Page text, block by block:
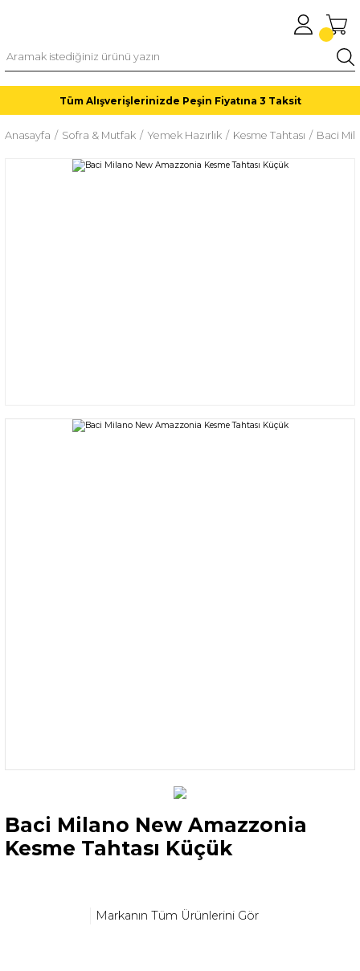
Tüm Alışverişlerinizde Peşin Fiyatına 3 Taksit
Anasayfa Sofra & Mutfak Yemek Hazırlık Kesme Tahtası Baci
Baci Milano New Amazzonia
Kesme Tahtası Küçük
Markanın Tüm Ürünlerini Gör